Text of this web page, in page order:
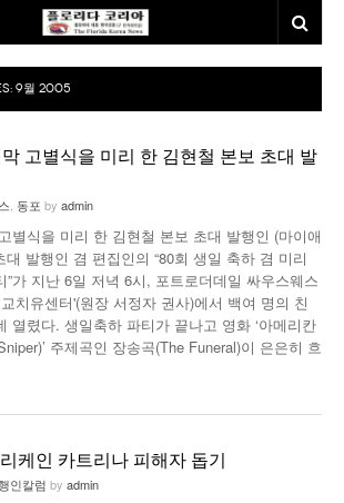
9월 2005
고별식을 미리 한 김현철 본보 초대 발
동포 by admin
별식을 미리 한 김현철 본보 초대 발행인 (마이애
발행인 겸 편집인의 “80회 생일 축하 겸 미리
가 지난 6일 저녁 6시, 포트로더데일 싸우스웨스
치유센터'(원장 서정자 권사)에서 백여 명의 친
열렸다. 생일축하 파티가 끝나고 영화 ‘아메리칸
주제곡인 장송곡(The Funeral)이 은은히 흐
케인 카트리나 피해자 돕기
인칼럼 by admin